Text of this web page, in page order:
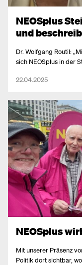
NEOSplus
und
Dr. Wolfgang Routil:
sich NEOSplus in der
22.04.2025
NEOSplus
Mit unserer Präsenz
Politik dort sichtbar,